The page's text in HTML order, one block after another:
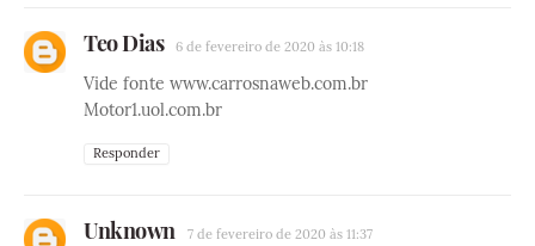
Teo Dias 6 de fevereiro de 2020 às 10:18
Vide fonte www.carrosnaweb.com.br
Motor1.uol.com.br
Responder
Unknown 7 de fevereiro de 2020 às 11:37